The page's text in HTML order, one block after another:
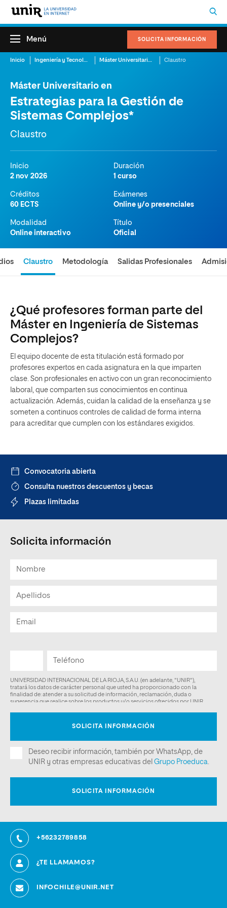
SOLICITA INFORMACIÓN
Menú
Inicio Ingeniería y Tecnología Máster Universitario en Estrategias para la Gestión de Sistemas Complejos Claustro
Máster Universitario en
Estrategias para la Gestión de
Sistemas Complejos*
Claustro
Inicio
2 nov 2026
Duración
1 curso
Créditos
60 ECTS
Exámenes
Online y/o presenciales
Modalidad
Online interactivo
Título
Oficial
Claustro Metodología Salidas Profesionales
¿Qué profesores forman parte del
Máster en Ingeniería de Sistemas
Complejos?
El equipo docente de esta titulación está formado por
profesores expertos en cada asignatura en la que imparten
clase. Son profesionales en activo con un gran reconocimiento
laboral, que comparten sus conocimientos en continua
actualización. Además, cuidan la calidad de la enseñanza y se
someten a continuos controles de calidad de forma interna
para acreditar que cumplen con los estándares exigidos.
Convocatoria abierta
Consulta nuestros descuentos y becas
Plazas limitadas
Solicita información
+56232789858
¿TE LLAMAMOS?
INFOCHILE@UNIR.NET